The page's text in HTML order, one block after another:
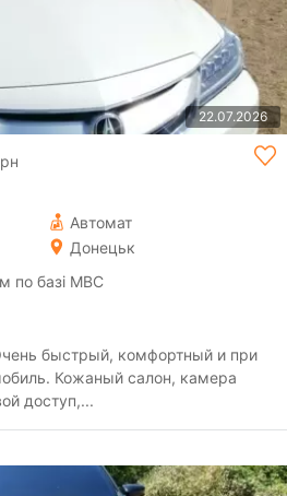
22.07.2026
Автомат
Донецьк
по базі МВС
быстрый, комфортный и при
Кожаный салон, камера
доступ,...